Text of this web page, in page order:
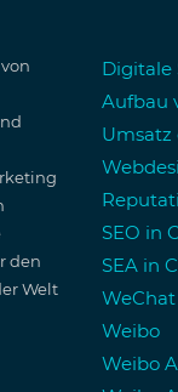
den
Welt
Digitale
Aufbau
Umsatz
SEO in
SEA in
WeChat
Weibo
Weibo